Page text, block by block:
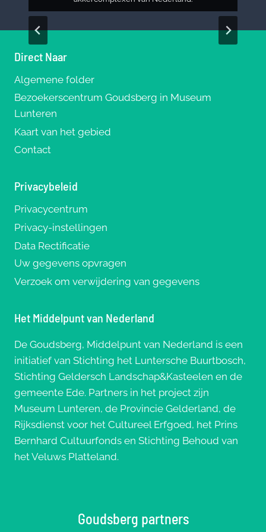
Direct Naar
Algemene folder
Bezoekerscentrum Goudsberg in Museum
Lunteren
Kaart van het gebied
Contact
Privacybeleid
Privacycentrum
Privacy-instellingen
Data Rectificatie
Uw gegevens opvragen
Verzoek om verwijdering van gegevens
Het Middelpunt van Nederland
De Goudsberg, Middelpunt van Nederland is een
initiatief van Stichting het Luntersche Buurtbosch,
Stichting Geldersch Landschap&Kasteelen en de
gemeente Ede. Partners in het project zijn
Museum Lunteren, de Provincie Gelderland, de
Rijksdienst voor het Cultureel Erfgoed, het Prins
Bernhard Cultuurfonds en Stichting Behoud van
het Veluws Platteland.
Goudsberg partners